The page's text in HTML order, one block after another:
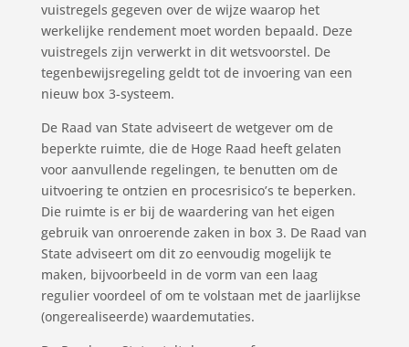
vuistregels gegeven over de wijze waarop het
werkelijke rendement moet worden bepaald. Deze
vuistregels zijn verwerkt in dit wetsvoorstel. De
tegenbewijsregeling geldt tot de invoering van een
nieuw box 3-systeem.
De Raad van State adviseert de wetgever om de
beperkte ruimte, die de Hoge Raad heeft gelaten
voor aanvullende regelingen, te benutten om de
uitvoering te ontzien en procesrisico’s te beperken.
Die ruimte is er bij de waardering van het eigen
gebruik van onroerende zaken in box 3. De Raad van
State adviseert om dit zo eenvoudig mogelijk te
maken, bijvoorbeeld in de vorm van een laag
regulier voordeel of om te volstaan met de jaarlijkse
(ongerealiseerde) waardemutaties.